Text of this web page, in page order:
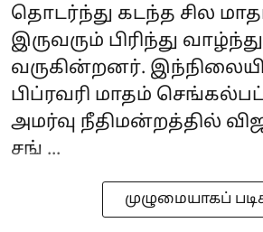
தொடர்ந்து கடந்த சில
இருவரும் பிரிந்து வாழ்ந்து
வருகின்றனர்.
பிப்ரவரி மாதம்
அமர்வு நீதிமன்றத்தில்
சங் ...
முழுமையாகப்